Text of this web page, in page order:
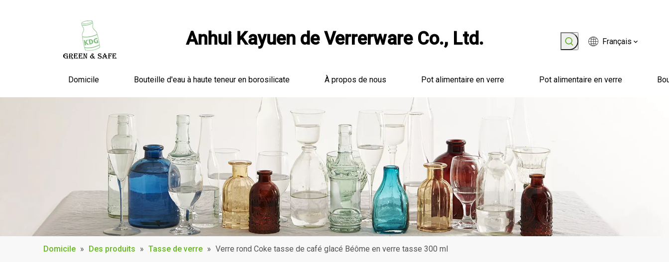
Anhui Kayuen de Verrerware Co., Ltd. Français
Domicile Bouteille d'eau à haute teneur en borosilicate À propos de nous Pot alimentaire en verre Pot alimentaire en verre
Domicile » Des produits » Tasse de verre » Verre rond Coke tasse de café glacé Béôme en verre tasse 300 ml